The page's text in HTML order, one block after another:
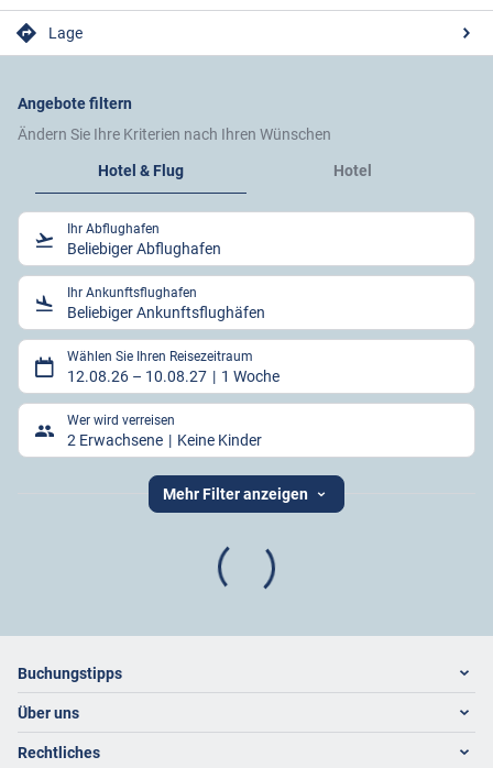
Lage
Angebote filtern
Ändern Sie Ihre Kriterien nach Ihren Wünschen
Hotel & Flug
Hotel
Ihr Abflughafen
Beliebiger Abflughafen
Ihr Ankunftsflughafen
Beliebiger Ankunftsflughäfen
Wählen Sie Ihren Reisezeitraum
12.08.26 – 10.08.27 1 Woche
Wer wird verreisen
2 Erwachsene Keine Kinder
Mehr Filter anzeigen
Footer navigation
Buchungstipps
Warum im Reisebüro buchen
Hoteltipps
Über uns
Kontakt
Rechtliches